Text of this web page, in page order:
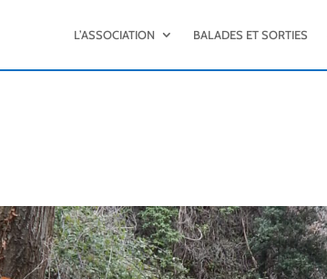
L’ASSOCIATION BALADES ET SORTIES